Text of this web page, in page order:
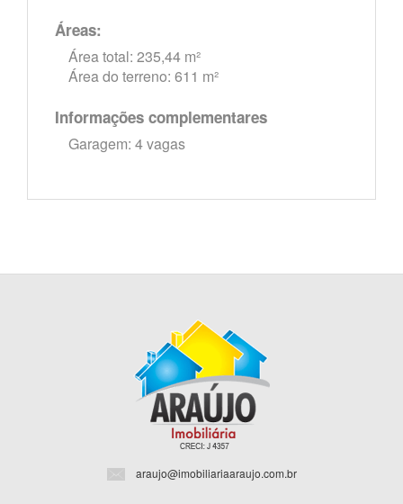
Áreas:
Área total: 235,44 m²
Área do terreno: 611 m²
Informações complementares
Garagem: 4 vagas
araujo@imobiliariaaraujo.com.br